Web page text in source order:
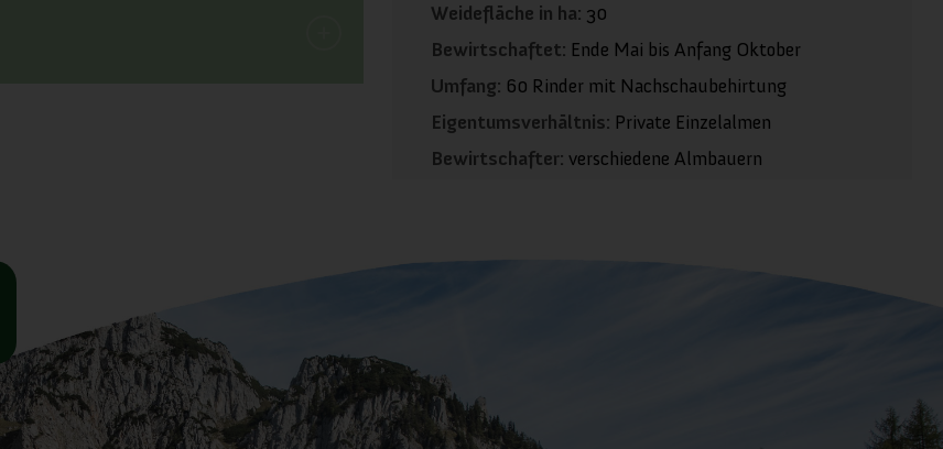
Weidefläche in ha: 30
Bewirtschaftet: Ende Mai bis Anfang Oktober
Umfang: 60 Rinder mit Nachschaubehirtung
Eigentumsverhältnis: Private Einzelalmen
Bewirtschafter:verschiedene Almbauern